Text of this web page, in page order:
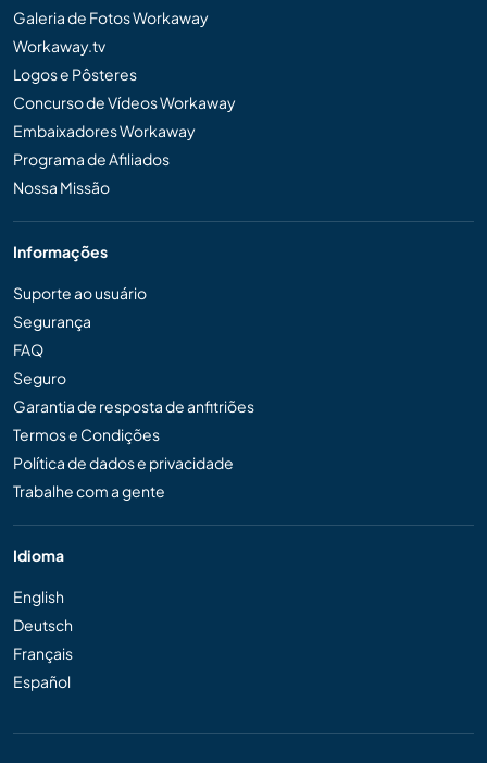
Galeria de Fotos Workaway
Workaway.tv
Logos e Pôsteres
Concurso de Vídeos Workaway
Embaixadores Workaway
Programa de Afiliados
Nossa Missão
Informações
Suporte ao usuário
Segurança
FAQ
Seguro
Garantia de resposta de anfitriões
Termos e Condições
Política de dados e privacidade
Trabalhe com a gente
Idioma
English
Deutsch
Français
Español